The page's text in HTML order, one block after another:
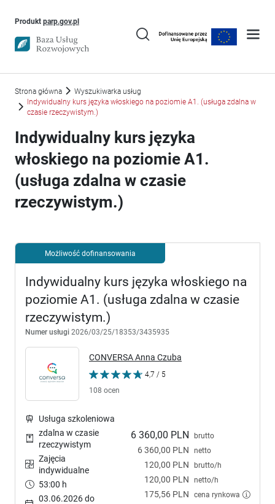
Produkt parp.gov.plUwaga, link otworzy się w nowym oknie
Strona główna
Wyszukiwarka usług
Indywidualny kurs języka włoskiego na poziomie A1. (usługa zdalna w
czasie rzeczywistym.)
Indywidualny kurs języka
włoskiego na poziomie A1.
(usługa zdalna w czasie
rzeczywistym.)
Możliwość dofinansowania
Indywidualny kurs języka włoskiego na
poziomie A1. (usługa zdalna w czasie
rzeczywistym.)
Numer usługi 2026/03/25/18353/3435935
CONVERSA Anna Czuba
4,7 / 5
108 ocen
6 360,00 PLN brutto
6 360,00 PLN netto
120,00 PLN brutto/h
120,00 PLN netto/h
175,56 PLN cena rynkowa
Usługa szkoleniowa
zdalna w czasie
rzeczywistym
Zajęcia
indywidualne
53:00 h
03.06.2026 do